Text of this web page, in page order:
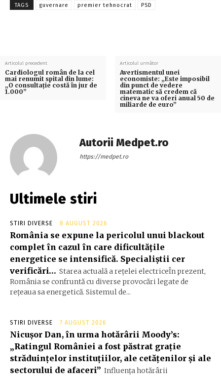
TAGS guvernare premier tehnocrat PSD
Articolul precedent
Cardiologul român de la cel
mai renumit spital din lume:
„O consultație costă în jur de
1.000”
Articolul următor
Avertismentul unei
economiste: „Este imposibil
din punct de vedere
matematic să credem că
cineva ne va oferi anual 50 de
miliarde de euro”
Autorii Medpet.ro
https://medpet.ro
Ultimele stiri
STIRI DIVERSE 8 AUGUST 2026
România se expune la pericolul unui blackout
complet în cazul în care dificultățile
energetice se intensifică. Specialiștii cer
verificări… Starea actuală a rețelei electriceÎn prezent,
România se confruntă cu diverse provocări legate de
rețeaua sa energetică. Sistemul de...
STIRI DIVERSE 7 AUGUST 2026
Nicușor Dan, în urma hotărârii Moody’s:
„Ratingul României a fost păstrat grație
străduințelor instituțiilor, ale cetățenilor și ale
sectorului de afaceri” Influența hotărârii